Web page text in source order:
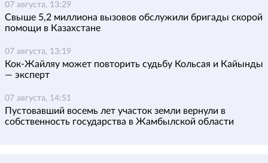
07 августа, 13:29
Свыше 5,2 миллиона вызовов обслужили бригады скорой
помощи в Казахстане
07 августа, 13:19
Кок-Жайляу может повторить судьбу Кольсая и Кайынды
— эксперт
07 августа, 14:51
Пустовавший восемь лет участок земли вернули в
собственность государства в Жамбылской области